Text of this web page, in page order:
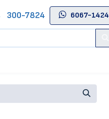
300-7824
6067-1424